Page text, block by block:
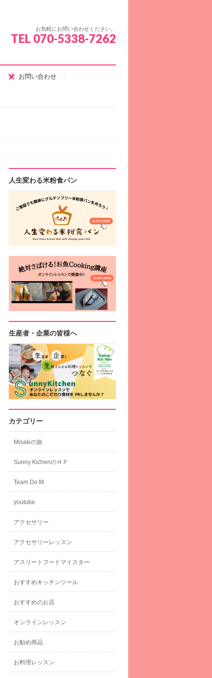
お気軽にお問い合わせください。
TEL 070-5338-7262
お問い合わせ
人生変わる米粉食パン
生産者・企業の皆様へ
カテゴリー
Misakiの旅
Sunny KichenのＨＰ
Team Do M
youtube
アクセサリー
アクセサリーレッスン
アスリートフードマイスター
おすすめキッチンツール
おすすめのお店
オンラインレッスン
お勧め商品
お料理レッスン